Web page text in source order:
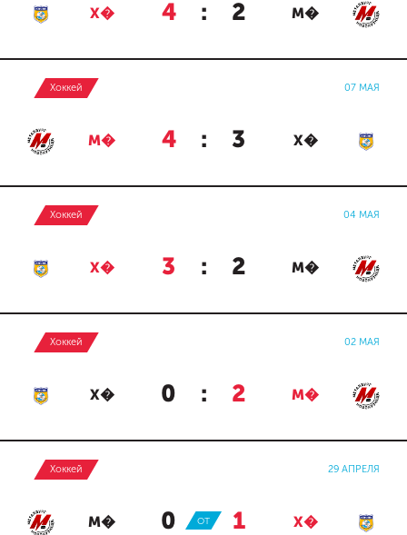
Х� 4 : 2 М�
Хоккей 07 МАЯ
М� 4 : 3 Х�
Хоккей 04 МАЯ
Х� 3 : 2 М�
Хоккей 02 МАЯ
Х� 0 : 2 М�
Хоккей 29 АПРЕЛЯ
М� 0 : 1 Х�
ОТ